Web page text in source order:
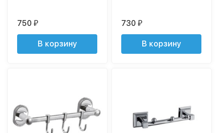
750₽
В корзину
730₽
В корзину